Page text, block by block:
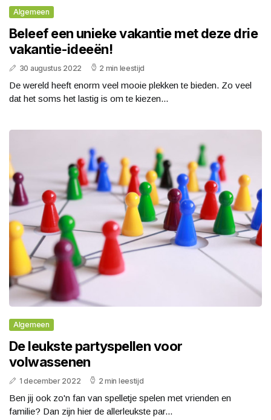
Algemeen
Beleef een unieke vakantie met deze drie
vakantie-ideeën!
30 augustus 2022 2 min leestijd
De wereld heeft enorm veel mooie plekken te bieden. Zo veel
dat het soms het lastig is om te kiezen...
Algemeen
De leukste partyspellen voor
volwassenen
1 december 2022 2 min leestijd
Ben jij ook zo'n fan van spelletje spelen met vrienden en
familie? Dan zijn hier de allerleukste par...